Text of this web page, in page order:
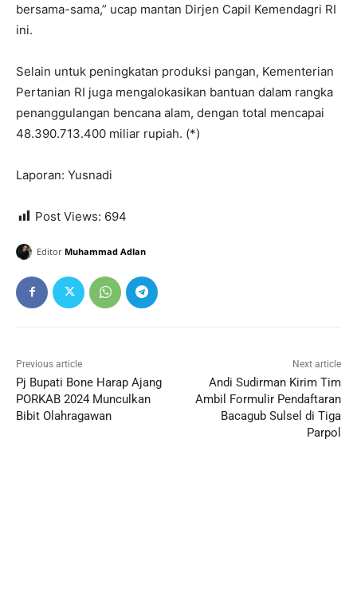
bersama-sama,” ucap mantan Dirjen Capil Kemendagri RI
ini.
Selain untuk peningkatan produksi pangan, Kementerian
Pertanian RI juga mengalokasikan bantuan dalam rangka
penanggulangan bencana alam, dengan total mencapai
48.390.713.400 miliar rupiah. (*)
Laporan: Yusnadi
Post Views: 694
Editor Muhammad Adlan
Previous article
Pj Bupati Bone Harap Ajang
PORKAB 2024 Munculkan
Bibit Olahragawan
Next article
Andi Sudirman Kirim Tim
Ambil Formulir Pendaftaran
Bacagub Sulsel di Tiga
Parpol